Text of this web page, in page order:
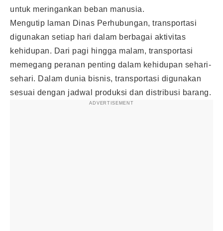
untuk meringankan beban manusia.
Mengutip laman Dinas Perhubungan, transportasi
digunakan setiap hari dalam berbagai aktivitas
kehidupan. Dari pagi hingga malam, transportasi
memegang peranan penting dalam kehidupan sehari-
sehari. Dalam dunia bisnis, transportasi digunakan
sesuai dengan jadwal produksi dan distribusi barang.
ADVERTISEMENT